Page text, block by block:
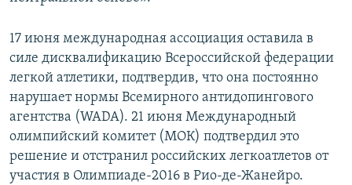
17 июня международная ассоциация оставила в
силе дисквалификацию Всероссийской федерации
легкой атлетики, подтвердив, что она постоянно
нарушает нормы Всемирного антидопингового
агентства (WADA). 21 июня Международный
олимпийский комитет (МОК) подтвердил это
решение и отстранил российских легкоатлетов от
участия в Олимпиаде-2016 в Рио-де-Жанейро.